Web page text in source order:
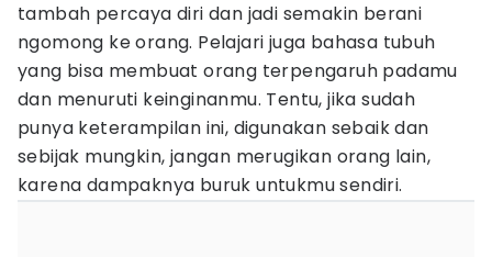
tambah percaya diri dan jadi semakin berani
ngomong ke orang. Pelajari juga bahasa tubuh
yang bisa membuat orang terpengaruh padamu
dan menuruti keinginanmu. Tentu, jika sudah
punya keterampilan ini, digunakan sebaik dan
sebijak mungkin, jangan merugikan orang lain,
karena dampaknya buruk untukmu sendiri.